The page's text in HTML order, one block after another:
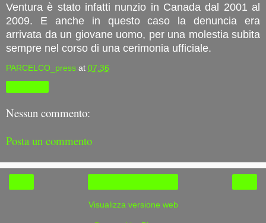
Ventura è stato infatti nunzio in Canada dal 2001 al
2009. E anche in questo caso la denuncia era
arrivata da un giovane uomo, per una molestia subita
sempre nel corso di una cerimonia ufficiale.
PARCELCO_press at 07:36
Nessun commento:
Posta un commento
Visualizza versione web